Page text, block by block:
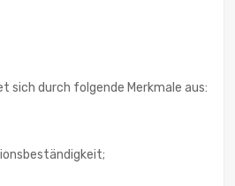
sich durch folgende Merkmale aus: